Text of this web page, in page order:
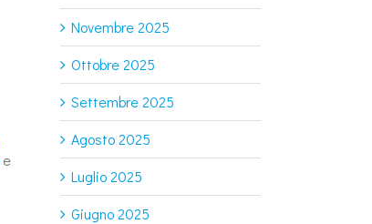
e
Novembre 2025
Ottobre 2025
Settembre 2025
Agosto 2025
Luglio 2025
Giugno 2025